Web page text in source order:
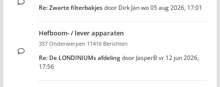
Re: Zwarte filterbakjesdoor Dirk Janwo 05 aug 2026, 17:01
Hefboom- / lever apparaten
357 Onderwerpen 11416 Berichten
Re: De LONDINIUMs afdelingdoor JasperB vr 12 jun 2026,
17:56